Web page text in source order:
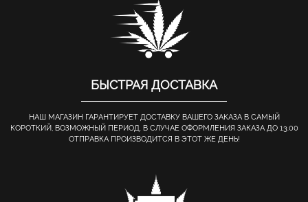
БЫСТРАЯ ДОСТАВКА
НАШ МАГАЗИН ГАРАНТИРУЕТ ДОСТАВКУ ВАШЕГО ЗАКАЗА В САМЫЙ
КОРОТКИЙ, ВОЗМОЖНЫЙ ПЕРИОД. В СЛУЧАЕ ОФОРМЛЕНИЯ ЗАКАЗА ДО 13.00
ОТПРАВКА ПРОИЗВОДИТСЯ В ЭТОТ ЖЕ ДЕНЬ!